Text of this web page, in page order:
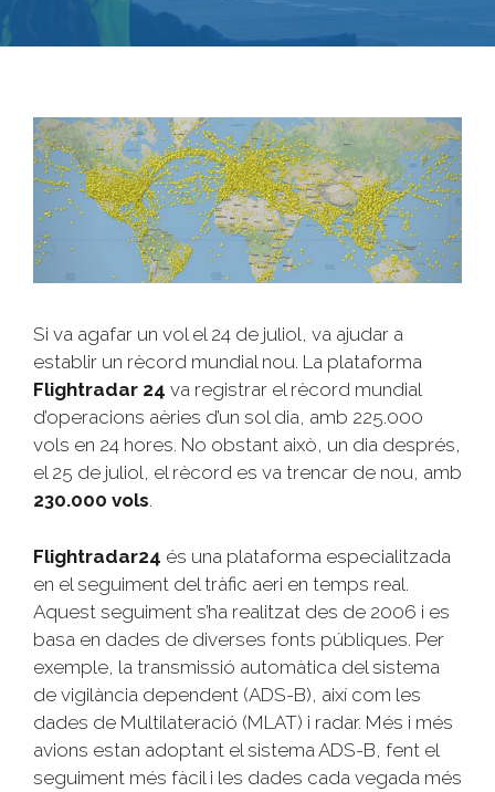
Si va agafar un vol el 24 de juliol, va ajudar a
establir un rècord mundial nou. La plataforma
Flightradar 24 va registrar el rècord mundial
d’operacions aèries d’un sol dia, amb 225.000
vols en 24 hores. No obstant això, un dia després,
el 25 de juliol, el rècord es va trencar de nou, amb
230.000 vols.
Flightradar24 és una plataforma especialitzada
en el seguiment del tràfic aeri en temps real.
Aquest seguiment s’ha realitzat des de 2006 i es
basa en dades de diverses fonts públiques. Per
exemple, la transmissió automàtica del sistema
de vigilància dependent (ADS-B), així com les
dades de Multilateració (MLAT) i radar. Més i més
avions estan adoptant el sistema ADS-B, fent el
seguiment més fàcil i les dades cada vegada més